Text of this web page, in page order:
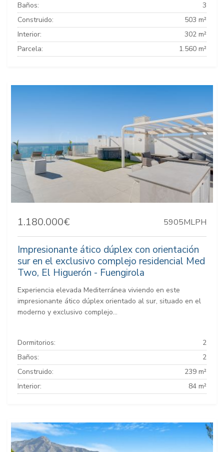
Baños:
3
Construido:
503 m²
Interior:
302 m²
Parcela:
1.560 m²
1.180.000€ 5905MLPH
Impresionante ático dúplex con orientación
sur en el exclusivo complejo residencial Med
Two, El Higuerón - Fuengirola
Experiencia elevada Mediterránea viviendo en este
impresionante ático dúplex orientado al sur, situado en el
moderno y exclusivo complejo...
Dormitorios:
2
Baños:
2
Construido:
239 m²
Interior:
84 m²